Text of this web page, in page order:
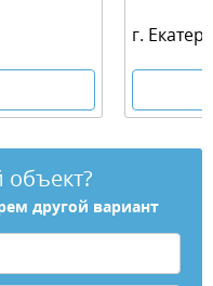
г.
другой вариант